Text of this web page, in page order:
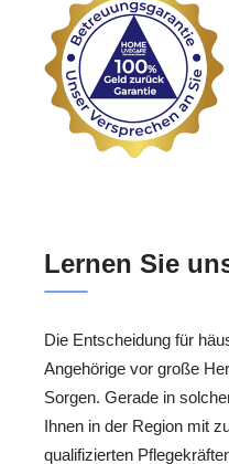
Lernen Sie
Die Entscheidung für
Angehörige vor große
Sorgen. Gerade in
Ihnen in der Region mit
qualifizierten